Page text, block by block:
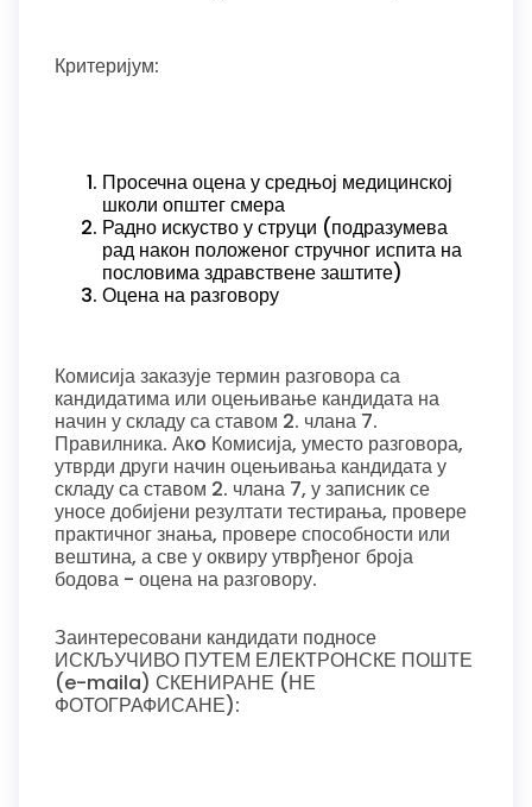
Критеријум:
Просечна оцена у средњој медицинској
школи општег смера
Радно искуство у струци (подразумева
рад након положеног стручног испита на
пословима здравствене заштите)
Оцена на разговору
Комисија заказује термин разговора са
кандидатима или оцењивање кандидата на
начин у складу са ставом 2. члана 7.
Правилника. Акo Комисија, уместо разговора,
утврди други начин оцењивања кандидата у
складу са ставом 2. члана 7, у записник се
уносе добијени резултати тестирања, провере
практичног знања, провере способности или
вештина, а све у оквиру утврђеног броја
бодова - оцена на разговору.
Заинтересовани кандидати подносе
ИСКЉУЧИВО ПУТЕМ ЕЛЕКТРОНСКЕ ПОШТЕ
(e-maila) СКЕНИРАНЕ (НЕ
ФОТОГРАФИСАНЕ):